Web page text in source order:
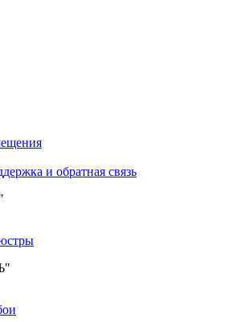
и обратная связь